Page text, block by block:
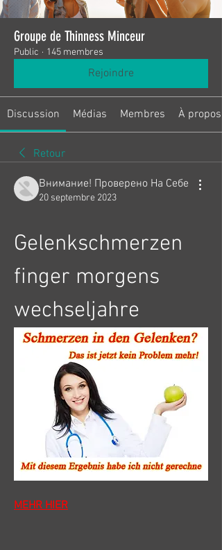
Groupe de Thinness Minceur
Public · 145 membres
Rejoindre
Discussion Médias Membres À propos
Retour
Внимание! Проверено На Себе
20 septembre 2023
Gelenkschmerzen
finger morgens
wechseljahre
MEHR HIER